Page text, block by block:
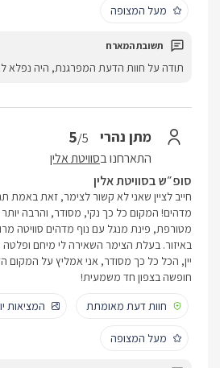
מעל המצופה
תודה על חוות הדעת המפרגנת, היה נפלא
מתן נהרי 5/5
התארחנו בסוויטת אלין
סופ״ש בסוויטת אלין
חייב לציין שאני לא קשור לצימר, זאת באמת
מדהים! המקום כל כך נקי, מסודר, והרבה
מטורפת, פינת מנגל עם נוף מדהים סוויטה
באיזור. בעלת הצימר השאירה לי מיחם ופלטה
יין, הכל כל כך מסודר, אני אמליץ על המקום
חופשה בצפון חד משמעית!
חוות דעת מאומתת
המציאות
מעל המצופה